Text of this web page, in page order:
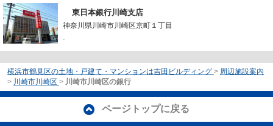
東日本銀行川崎支店
神奈川県川崎市川崎区京町１丁目
-
横浜市鶴見区の土地・戸建て・マンションは吉田ビルディング > 周辺施設案内
> 川崎市川崎区 > 川崎市川崎区の銀行
ページトップに戻る